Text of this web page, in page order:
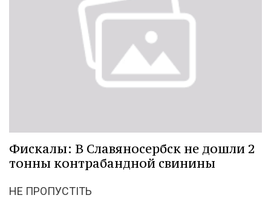
Фискалы: В Славяносербск не дошли 2
тонны контрабандной свинины
НЕ ПРОПУСТІТЬ